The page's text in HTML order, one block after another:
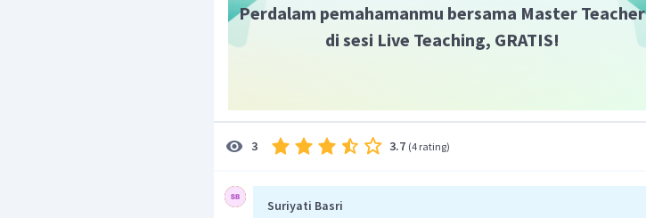
Perdalam pemahamanmu bersama Master Teacher
di sesi Live Teaching, GRATIS!
3 3.7 (4 rating)
Suriyati Basri